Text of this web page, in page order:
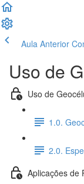
Aula Anterior
Uso de
Uso de
1.0.
2.0.
Aplicações de